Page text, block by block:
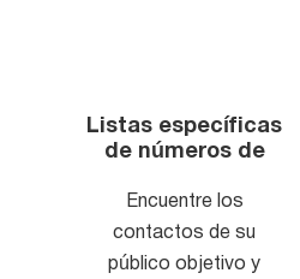
Listas específicas
de números de
Encuentre los
contactos de su
público objetivo y